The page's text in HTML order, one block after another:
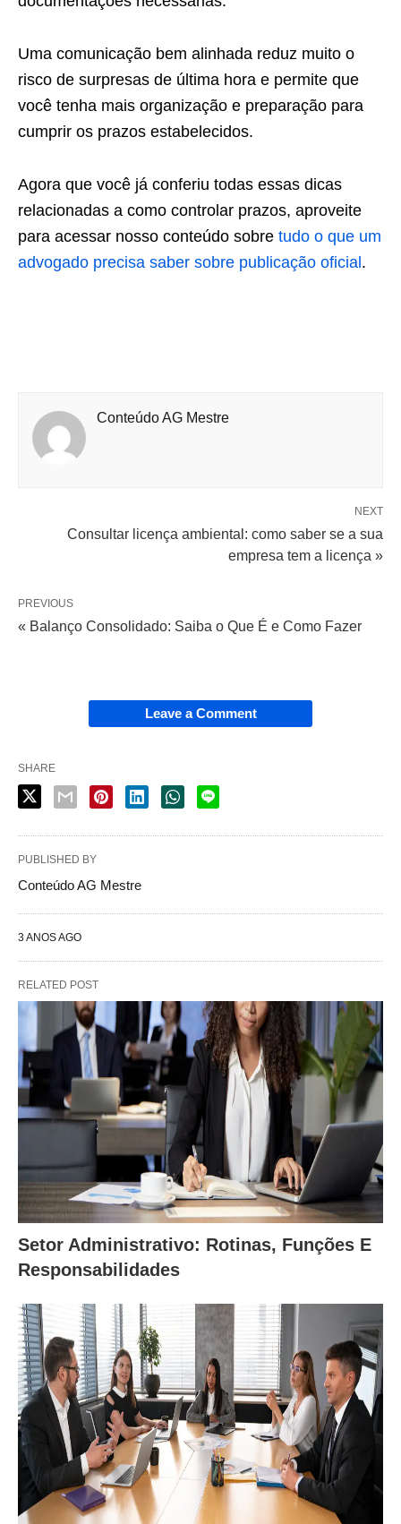
Uma comunicação bem alinhada reduz muito o
risco de surpresas de última hora e permite que
você tenha mais organização e preparação para
cumprir os prazos estabelecidos.
Agora que você já conferiu todas essas dicas
relacionadas a como controlar prazos, aproveite
para acessar nosso conteúdo sobre tudo o que um
advogado precisa saber sobre publicação oficial.
Conteúdo AG Mestre
NEXT
Consultar licença ambiental: como saber se a sua
empresa tem a licença »
PREVIOUS
« Balanço Consolidado: Saiba o Que É e Como Fazer
Leave a Comment
SHARE
PUBLISHED BY
Conteúdo AG Mestre
3 ANOS AGO
RELATED POST
Setor Administrativo: Rotinas, Funções E
Responsabilidades